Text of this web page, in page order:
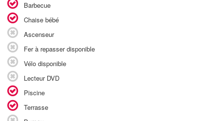
Barbecue
Chaise bébé
Ascenseur
Fer à repasser disponible
Vélo disponible
Lecteur DVD
Piscine
Terrasse